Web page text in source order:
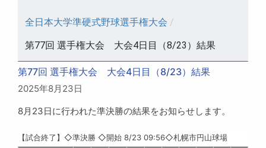
全日本大学準硬式野球選手権大会 /
第77回 選手権大会 大会4日目（8/23）結果
第77回 選手権大会 大会4日目（8/23）結果
2025年8月23日
8月23日に行われた準決勝の結果をお知らせします。
【試合終了 】◇準決勝 ◇開始 8/23 09:56◇札幌市円山球場